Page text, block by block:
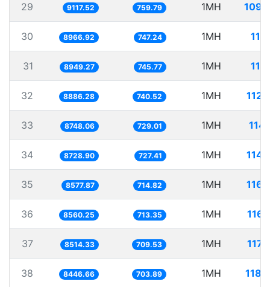
29 9117.52 759.79 1MH
30 8966.92 747.24 1MH
31 8949.27 745.77 1MH
32 8886.28 740.52 1MH
33 8748.06 729.01 1MH
34 8728.90 727.41 1MH
35 8577.87 714.82 1MH
36 8560.25 713.35 1MH
37 8514.33 709.53 1MH
38 8446.66 703.89 1MH